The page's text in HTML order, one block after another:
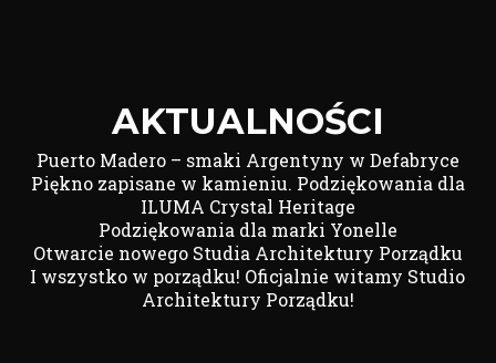
AKTUALNOŚCI
Puerto Madero – smaki Argentyny w Defabryce
Piękno zapisane w kamieniu. Podziękowania dla
ILUMA Crystal Heritage
Podziękowania dla marki Yonelle
Otwarcie nowego Studia Architektury Porządku
I wszystko w porządku! Oficjalnie witamy Studio
Architektury Porządku!